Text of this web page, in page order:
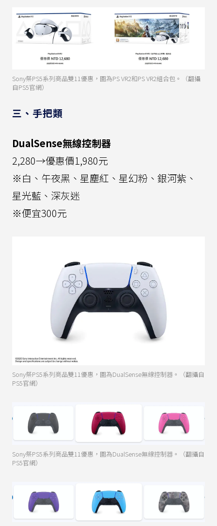
Sony祭PS5系列商品雙11優惠，圖為PS VR2和PS VR2組合包。（翻攝
自PS5官網）
三、手把類
DualSense無線控制器
2,280→優惠價1,980元
※白、午夜黑、星塵紅、星幻粉、銀河紫、
星光藍、深灰迷
※便宜300元
Sony祭PS5系列商品雙11優惠，圖為DualSense無線控制器。（翻攝自
PS5官網）
Sony祭PS5系列商品雙11優惠，圖為DualSense無線控制器。（翻攝自
PS5官網）